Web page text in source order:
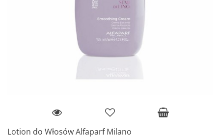
Lotion do Włosów Alfaparf Milano